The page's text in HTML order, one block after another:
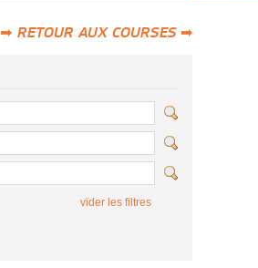
RETOUR AUX COURSES ➡
➡
vider les filtres